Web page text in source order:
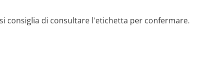
consiglia di consultare l'etichetta per confermare.